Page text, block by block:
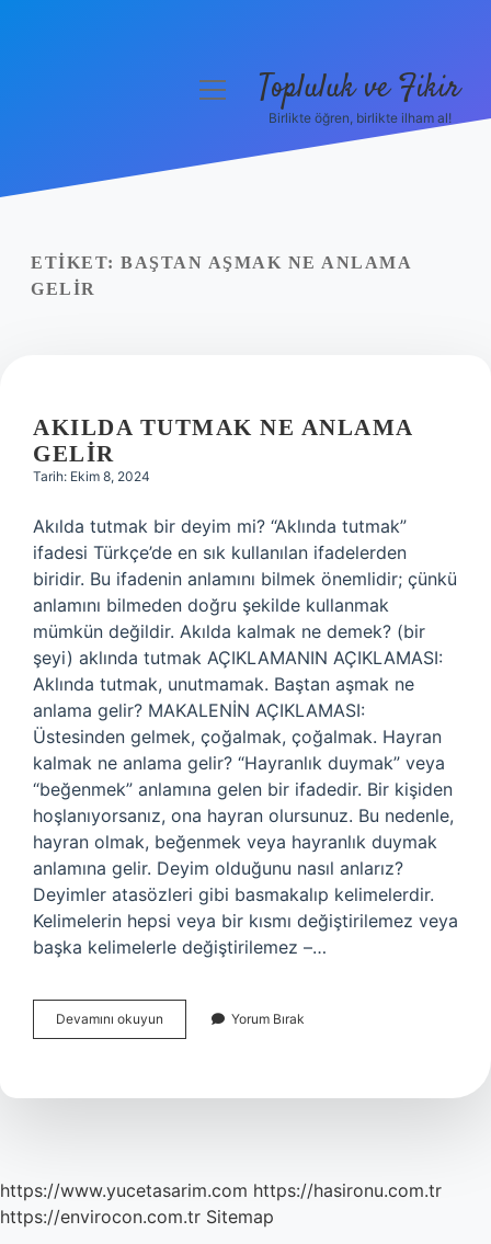
Yasal Uyarı
menüyüTopluluk ve Fikir
Birlikte öğren, birlikte ilham al!
ETIKET: BAŞTAN AŞMAK NE ANLAMA
GELIR
AKILDA TUTMAK NE ANLAMA
GELIR
Tarih: Ekim 8, 2024
Akılda tutmak bir deyim mi? “Aklında tutmak”
ifadesi Türkçe’de en sık kullanılan ifadelerden
biridir. Bu ifadenin anlamını bilmek önemlidir; çünkü
anlamını bilmeden doğru şekilde kullanmak
mümkün değildir. Akılda kalmak ne demek? (bir
şeyi) aklında tutmak AÇIKLAMANIN AÇIKLAMASI:
Aklında tutmak, unutmamak. Baştan aşmak ne
anlama gelir? MAKALENİN AÇIKLAMASI:
Üstesinden gelmek, çoğalmak, çoğalmak. Hayran
kalmak ne anlama gelir? “Hayranlık duymak” veya
“beğenmek” anlamına gelen bir ifadedir. Bir kişiden
hoşlanıyorsanız, ona hayran olursunuz. Bu nedenle,
hayran olmak, beğenmek veya hayranlık duymak
anlamına gelir. Deyim olduğunu nasıl anlarız?
Deyimler atasözleri gibi basmakalıp kelimelerdir.
Kelimelerin hepsi veya bir kısmı değiştirilemez veya
başka kelimelerle değiştirilemez –…
Devamını okuyun
Tutmak
Gelir
Yorum Bırak
https://www.yucetasarim.com https://hasironu.com.tr
https://envirocon.com.tr Sitemap